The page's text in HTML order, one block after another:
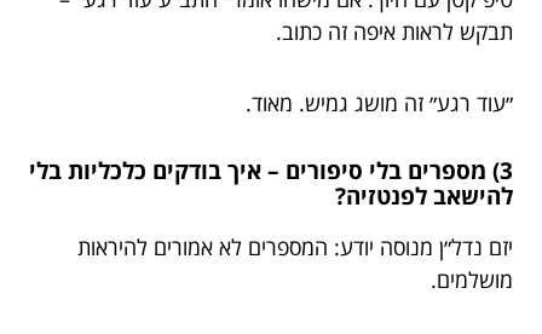
תבקש לראות איפה זה כתוב.
״עוד רגע״ זה מושג גמיש. מאוד.
3) מספרים בלי סיפורים – איך בודקים כלכליות בלי
להישאב לפנטזיה?
יזם נדל״ן מנוסה יודע: המספרים לא אמורים להיראות
מושלמים.